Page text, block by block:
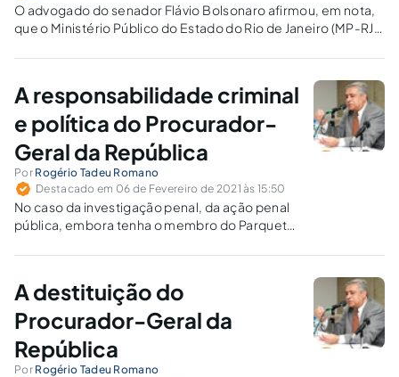
O advogado do senador Flávio Bolsonaro afirmou, em nota,
que o Ministério Público do Estado do Rio de Janeiro (MP-RJ)
do Superior Tribunal de Justiça (STJ)". Estaria certo esse
A responsabilidade criminal
e política do Procurador-
Geral da República
Por Rogério Tadeu Romano
Destacado em 06 de Fevereiro de 2021 às 15:50
No caso da investigação penal, da ação penal
pública, embora tenha o membro do Parquet
estreitamente regrada, já que, identificando
atuação, não pode abster-se do dever de agir.
A destituição do
Procurador-Geral da
República
Por Rogério Tadeu Romano